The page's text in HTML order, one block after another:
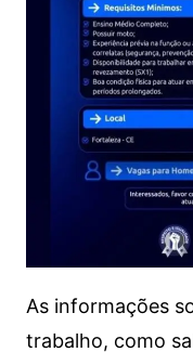
As informações
trabalho, como